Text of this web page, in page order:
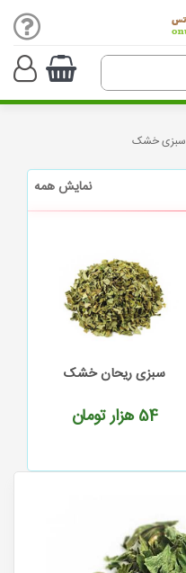
سبزی خشک
نمایش همه
سبزی شوید
139هزار تومان